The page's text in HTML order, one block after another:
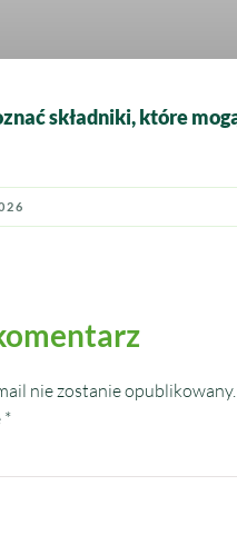
składniki, które
nie zostanie opublikowany.
*